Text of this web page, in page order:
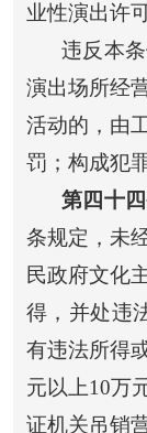
业性演出许
违反本
演出场所经
活动的，由
罚；构成犯
第四十
条规定，未
民政府文化
得，并处违
有违法所得
元以上10万
证机关吊销